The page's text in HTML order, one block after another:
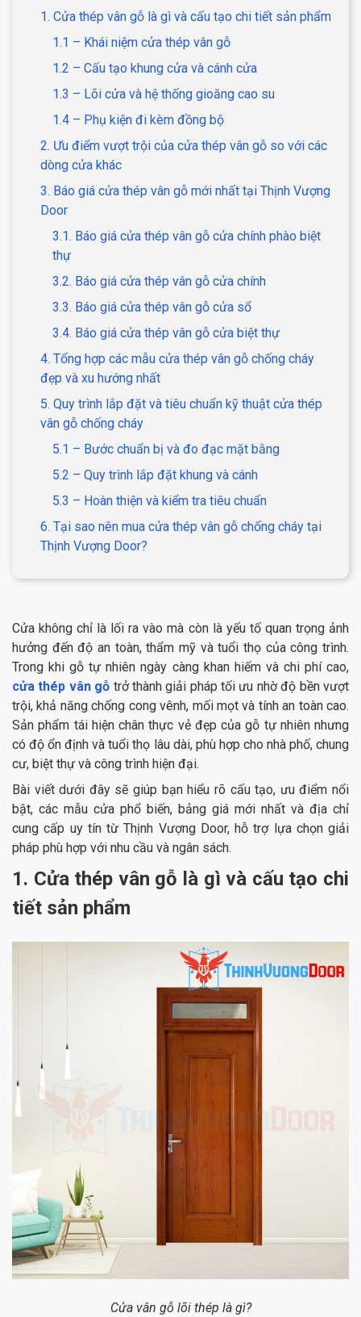
1. Cửa thép vân gỗ là gì và cấu tạo chi tiết sản phẩm
1.1 – Khái niệm cửa thép vân gỗ
1.2 – Cấu tạo khung cửa và cánh cửa
1.3 – Lõi cửa và hệ thống gioăng cao su
1.4 – Phụ kiện đi kèm đồng bộ
2. Ưu điểm vượt trội của cửa thép vân gỗ so với các
dòng cửa khác
3. Báo giá cửa thép vân gỗ mới nhất tại Thịnh Vượng
Door
3.1. Báo giá cửa thép vân gỗ cửa chính phào biệt
thự
3.2. Báo giá cửa thép vân gỗ cửa chính
3.3. Báo giá cửa thép vân gỗ cửa sổ
3.4. Báo giá cửa thép vân gỗ cửa biệt thự
4. Tổng hợp các mẫu cửa thép vân gỗ chống cháy
đẹp và xu hướng nhất
5. Quy trình lắp đặt và tiêu chuẩn kỹ thuật cửa thép
vân gỗ chống cháy
5.1 – Bước chuẩn bị và đo đạc mặt bằng
5.2 – Quy trình lắp đặt khung và cánh
5.3 – Hoàn thiện và kiểm tra tiêu chuẩn
6. Tại sao nên mua cửa thép vân gỗ chống cháy tại
Thịnh Vượng Door?
Cửa không chỉ là lối ra vào mà còn là yếu tố quan trọng ảnh
hưởng đến độ an toàn, thẩm mỹ và tuổi thọ của công trình.
Trong khi gỗ tự nhiên ngày càng khan hiếm và chi phí cao,
cửa thép vân gỗ trở thành giải pháp tối ưu nhờ độ bền vượt
trội, khả năng chống cong vênh, mối mọt và tính an toàn cao.
Sản phẩm tái hiện chân thực vẻ đẹp của gỗ tự nhiên nhưng
có độ ổn định và tuổi thọ lâu dài, phù hợp cho nhà phố, chung
cư, biệt thự và công trình hiện đại.
Bài viết dưới đây sẽ giúp bạn hiểu rõ cấu tạo, ưu điểm nổi
bật, các mẫu cửa phổ biến, bảng giá mới nhất và địa chỉ
cung cấp uy tín từ Thịnh Vượng Door, hỗ trợ lựa chọn giải
pháp phù hợp với nhu cầu và ngân sách.
1. Cửa thép vân gỗ là gì và cấu tạo chi
tiết sản phẩm
Cửa vân gỗ lõi thép là gì?